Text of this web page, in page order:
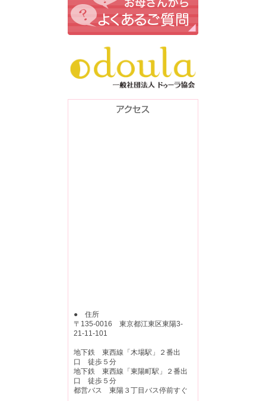
● 住所
〒135-0016 東京都江東区東陽3-
21-11-101
地下鉄 東西線「木場駅」２番出
口 徒歩５分
地下鉄 東西線「東陽町駅」２番出
口 徒歩５分
都営バス 東陽３丁目バス停前すぐ